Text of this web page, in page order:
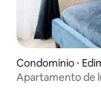
Condomínio ⋅
Apartamento de